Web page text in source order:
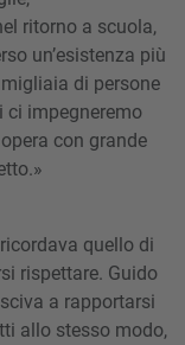
ritorno a scuola,
un’esistenza più
di persone
ci impegneremo
con grande
quello di
rispettare. Guido
a rapportarsi
allo stesso modo,